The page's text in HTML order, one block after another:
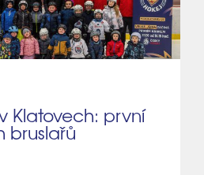
Klatovech: první
bruslařů